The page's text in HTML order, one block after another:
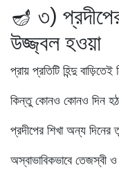
🪔 ৩)
উজ্জ্বল হওয়া
প্রায় প্রতিটি হিন্দু
কিন্তু কোনও কোনও দিন
প্রদীপের শিখা অন্য দিনের
অস্বাভাবিকভাবে তেজস্বী